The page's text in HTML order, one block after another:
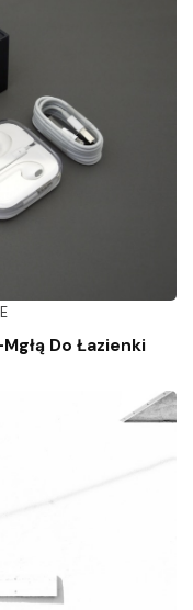
Do Łazienki